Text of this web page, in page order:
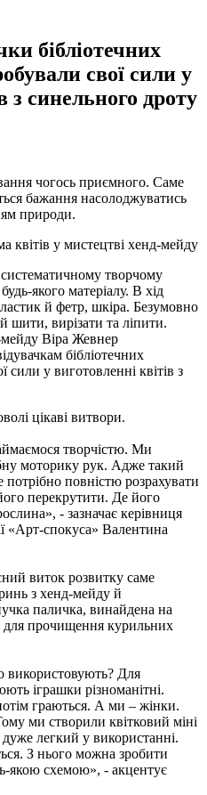
бібліотечних
свої сили у
з синельного дроту
чогось приємного. Саме
бажання насолоджуватись
природи.
у мистецтві хенд-мейду
творчому
якого матеріалу. В хід
й фетр, шкіра. Безумовно
шити, вирізати та ліпити.
Віра Жевнер
бібліотечних
сили у виготовленні квітів з
цікаві витвори.
творчістю. Ми
моторику рук. Адже такий
повністю розрахувати
перекрутити. Де його
- зазначає керівниця
«Арт-спокуса» Валентина
виток розвитку саме
з хенд-мейду й
паличка, винайдена на
для прочищення курильних
використовують? Для
іграшки різноманітні.
граються. А ми – жінки.
ми створили квітковий міні
легкий у використанні.
З нього можна зробити
якою схемою», - акцентує